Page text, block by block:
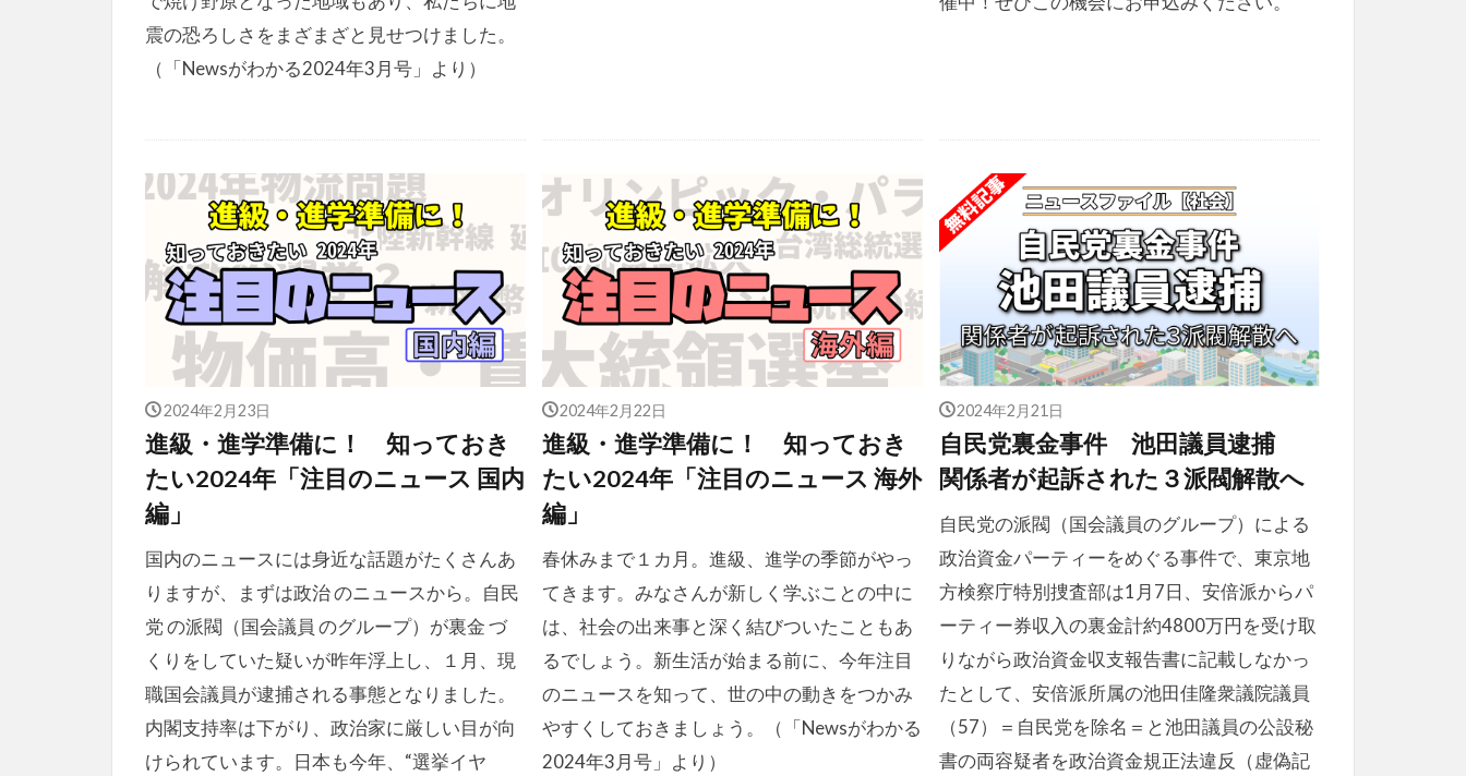
震の恐ろしさをまざまざと見せつけました。
（「Newsがわかる2024年3月号」より）
2024年2月23日
進級・進学準備に！ 知っておき
たい2024年「注目のニュース 国内
編」
国内のニュースには身近な話題がたくさんあ
りますが、まずは政治 のニュースから。自民
党 の派閥（国会議員 のグループ）が裏金 づ
くりをしていた疑いが昨年浮上し、１月、現
職国会議員が逮捕される事態となりました。
内閣支持率は下がり、政治家に厳しい目が向
けられています。日本も今年、“選挙イヤ
2024年2月22日
進級・進学準備に！ 知っておき
たい2024年「注目のニュース 海外
編」
春休みまで１カ月。進級、進学の季節がやっ
てきます。みなさんが新しく学ぶことの中に
は、社会の出来事と深く結びついたこともあ
るでしょう。新生活が始まる前に、今年注目
のニュースを知って、世の中の動きをつかみ
やすくしておきましょう。（「Newsがわかる
2024年3月号」より）
2024年2月21日
自民党裏金事件 池田議員逮捕
関係者が起訴された３派閥解散へ
自民党の派閥（国会議員のグループ）による
政治資金パーティーをめぐる事件で、東京地
方検察庁特別捜査部は1月7日、安倍派からパ
ーティー券収入の裏金計約4800万円を受け取
りながら政治資金収支報告書に記載しなかっ
たとして、安倍派所属の池田佳隆衆議院議員
（57）＝自民党を除名＝と池田議員の公設秘
書の両容疑者を政治資金規正法違反（虚偽記